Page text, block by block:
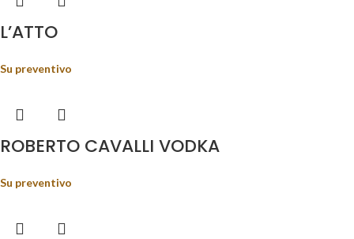
L’ATTO
Su preventivo
ROBERTO CAVALLI VODKA
Su preventivo